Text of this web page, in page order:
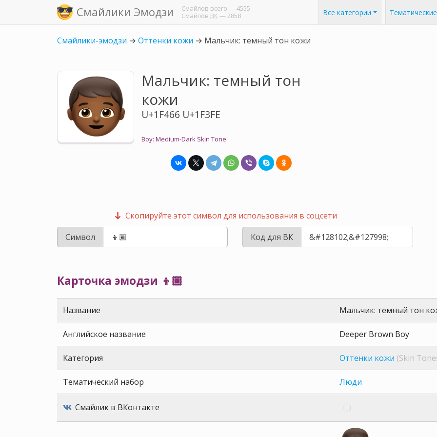
Смайлики Эмодзи Смайлов всего — 4555
Смайлов ВК — 2858 Все категории
Смайлики-эмодзи → Оттенки кожи → Мальчик: темный тон кожи
Мальчик: темный тон
кожи
U+1F466 U+1F3FE
Boy: Medium-Dark Skin Tone
Скопируйте этот символ для использования в соцсети
Символ
Код для ВК
Карточка эмодзи 👦🏾
Название Мальчик: темный тон
Английское название Deeper Brown Boy
Категория Оттенки кожи (Skin
Тематический набор Люди
Смайлик в ВКонтакте